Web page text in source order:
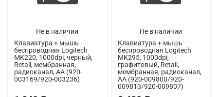
Не в наличии
Клавиатура + мышь
беспроводная Logitech
MK220, 1000dpi, черный,
Retail, мембранная,
радиоканал, AA (920-
003169/920-003236)
Не в наличии
Клавиатура + мышь
беспроводная Logitech
MK295, 1000dpi,
графитовый, Retail,
мембранная, радиоканал,
AA (920-009800/920-
009813/920-009807)